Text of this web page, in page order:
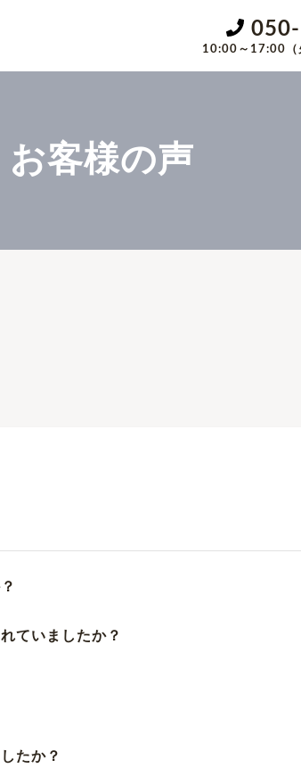
10:00～17:00（
お客様の声
ていましたか？
たか？